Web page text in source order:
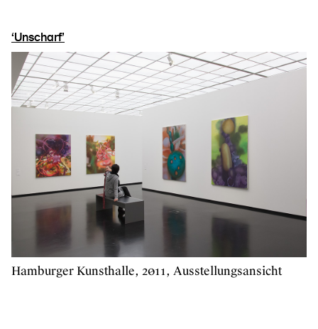
‘Unscharf’
Hamburger Kunsthalle, 2011, Ausstellungsansicht